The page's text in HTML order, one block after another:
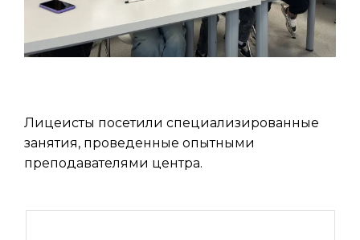
Лицеисты посетили специализированные
занятия, проведенные опытными
преподавателями центра.